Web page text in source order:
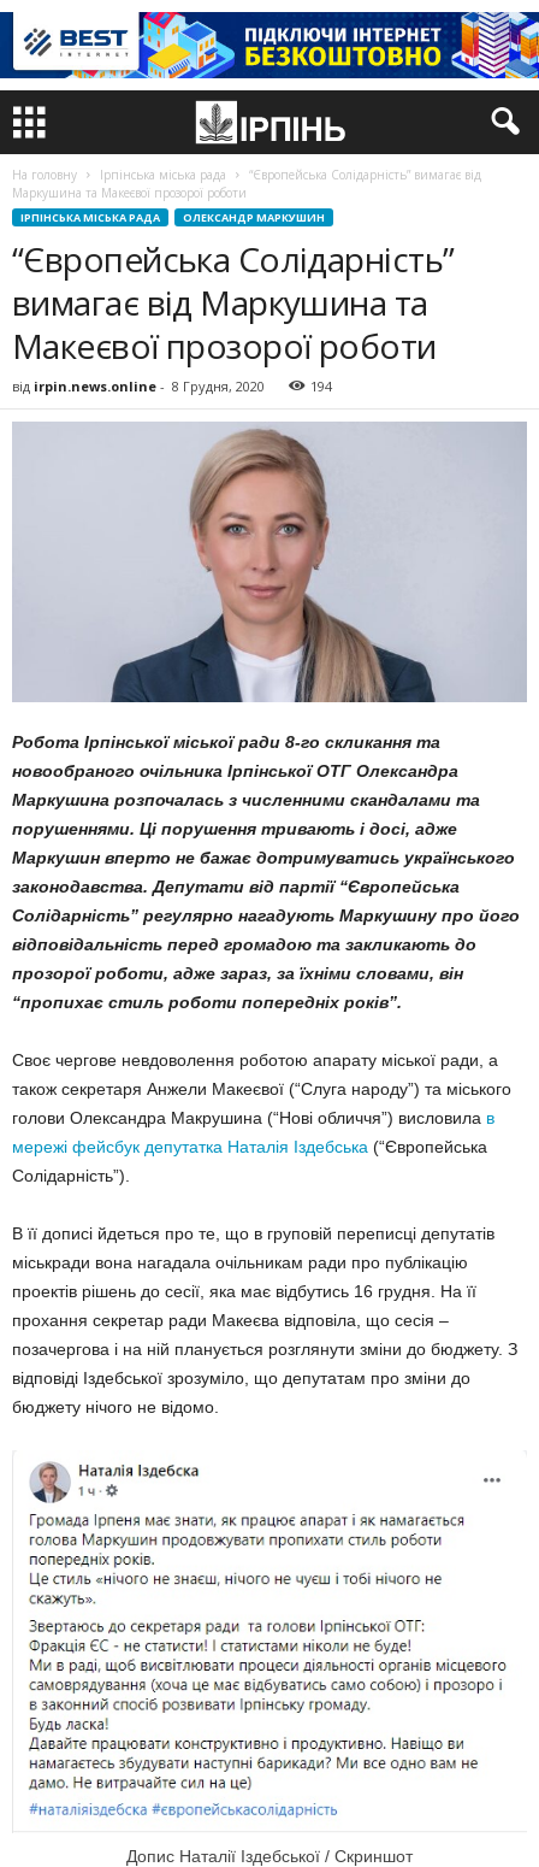
На головну Ірпінська міська рада
“Європейська Солідарність” вимагає від
Маркушина та Макеєвої прозорої роботи
ІРПІНСЬКА МІСЬКА РАДА ОЛЕКСАНДР МАРКУШИН
“Європейська Солідарність”
вимагає від Маркушина та
Макеєвої прозорої роботи
від irpin.news.online - 8 Грудня, 2020 194
Робота Ірпінської міської ради 8-го скликання та
новообраного очільника Ірпінської ОТГ Олександра
Маркушина розпочалась з численними скандалами та
порушеннями. Ці порушення тривають і досі, адже
Маркушин вперто не бажає дотримуватись українського
законодавства. Депутати від партії “Європейська
Солідарність” регулярно нагадують Маркушину про його
відповідальність перед громадою та закликають до
прозорої роботи, адже зараз, за їхніми словами, він
“пропихає стиль роботи попередніх років”.
Своє чергове невдоволення роботою апарату міської ради, а
також секретаря Анжели Макеєвої (“Слуга народу”) та міського
голови Олександра Макрушина (“Нові обличчя”) висловила в
мережі фейсбук депутатка Наталія Іздебська (“Європейська
Солідарність”).
В її дописі йдеться про те, що в груповій переписці депутатів
міськради вона нагадала очільникам ради про публікацію
проектів рішень до сесії, яка має відбутись 16 грудня. На її
прохання секретар ради Макеєва відповіла, що сесія –
позачергова і на ній планується розглянути зміни до бюджету. З
відповіді Іздебської зрозуміло, що депутатам про зміни до
бюджету нічого не відомо.
Допис Наталії Іздебської / Скриншот